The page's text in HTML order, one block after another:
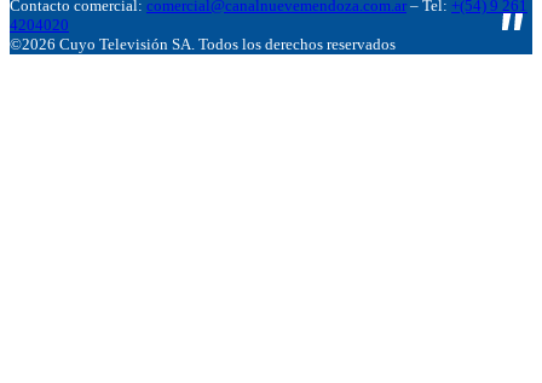
Contacto comercial: comercial@canalnuevemendoza.com.ar – Tel: +(54) 9 261
4204020
©2026 Cuyo Televisión SA. Todos los derechos reservados